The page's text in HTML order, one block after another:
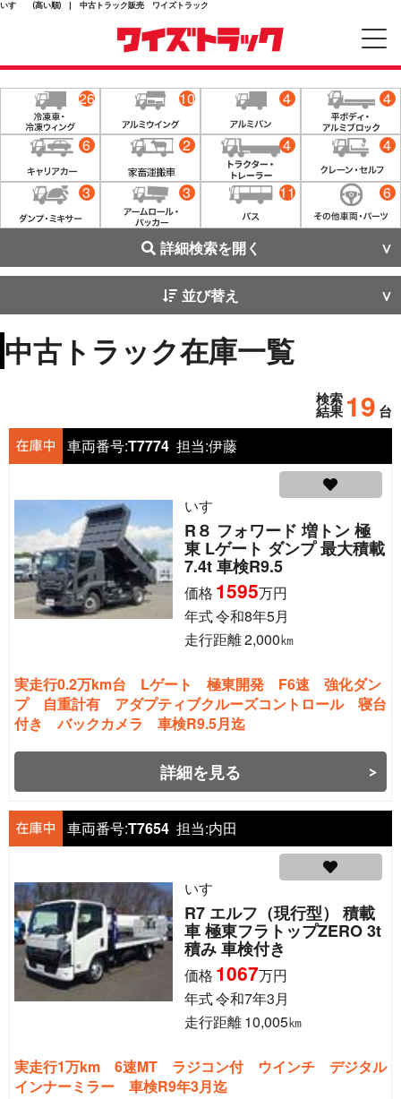
いすゞ (高い順) | 中古トラック販売 ワイズトラック
26 10 4 4
6 2 4 4
3 3 11 6
詳細検索を開く
並び替え
中古トラック在庫一覧
検索
結果 19 台
車両番号:T7774 担当:伊藤
いすゞ
R８ フォワード 増トン 極
東 Lゲート ダンプ 最大積載
7.4t 車検R9.5
価格 1595万円
年式令和8年5月
走行距離2,000㎞
実走行0.2万km台 Lゲート 極東開発 F6速 強化ダン
プ 自重計有 アダプティブクルーズコントロール 寝台
付き バックカメラ 車検R9.5月迄
詳細を見る
車両番号:T7654 担当:内田
いすゞ
R7 エルフ（現行型） 積載
車 極東フラトップZERO 3t
積み 車検付き
価格 1067万円
年式令和7年3月
走行距離10,005㎞
実走行1万km 6速MT ラジコン付 ウインチ デジタル
インナーミラー 車検R9年3月迄